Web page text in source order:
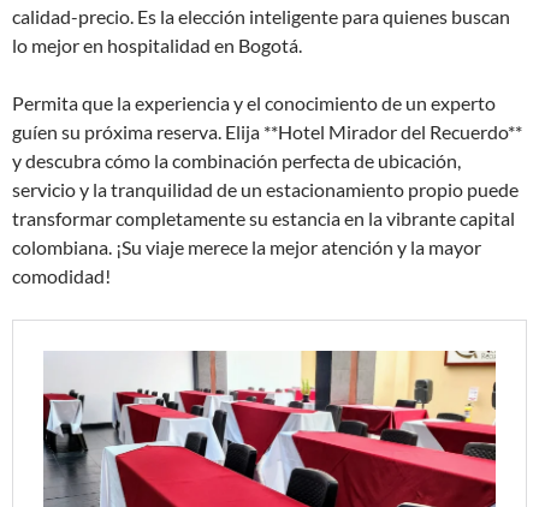
calidad-precio. Es la elección inteligente para quienes buscan
lo mejor en hospitalidad en Bogotá.
Permita que la experiencia y el conocimiento de un experto
guíen su próxima reserva. Elija **Hotel Mirador del Recuerdo**
y descubra cómo la combinación perfecta de ubicación,
servicio y la tranquilidad de un estacionamiento propio puede
transformar completamente su estancia en la vibrante capital
colombiana. ¡Su viaje merece la mejor atención y la mayor
comodidad!